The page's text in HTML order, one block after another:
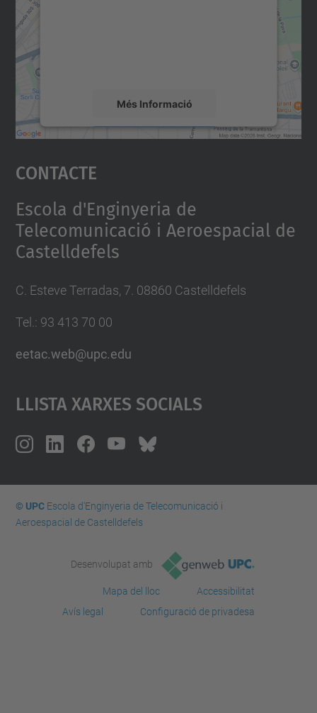
Més Informació
Accepta
powered by
Contacte
Escola d'Enginyeria de
Telecomunicació i Aeroespacial de
Castelldefels
C. Esteve Terradas, 7. 08860 Castelldefels
Tel.: 93 413 70 00
eetac.web@upc.edu
Llista Xarxes Socials
© UPCEscola d'Enginyeria de Telecomunicació i
Aeroespacial de Castelldefels
Desenvolupat amb
Mapa del lloc
Accessibilitat
Avís legal
Configuració de privadesa